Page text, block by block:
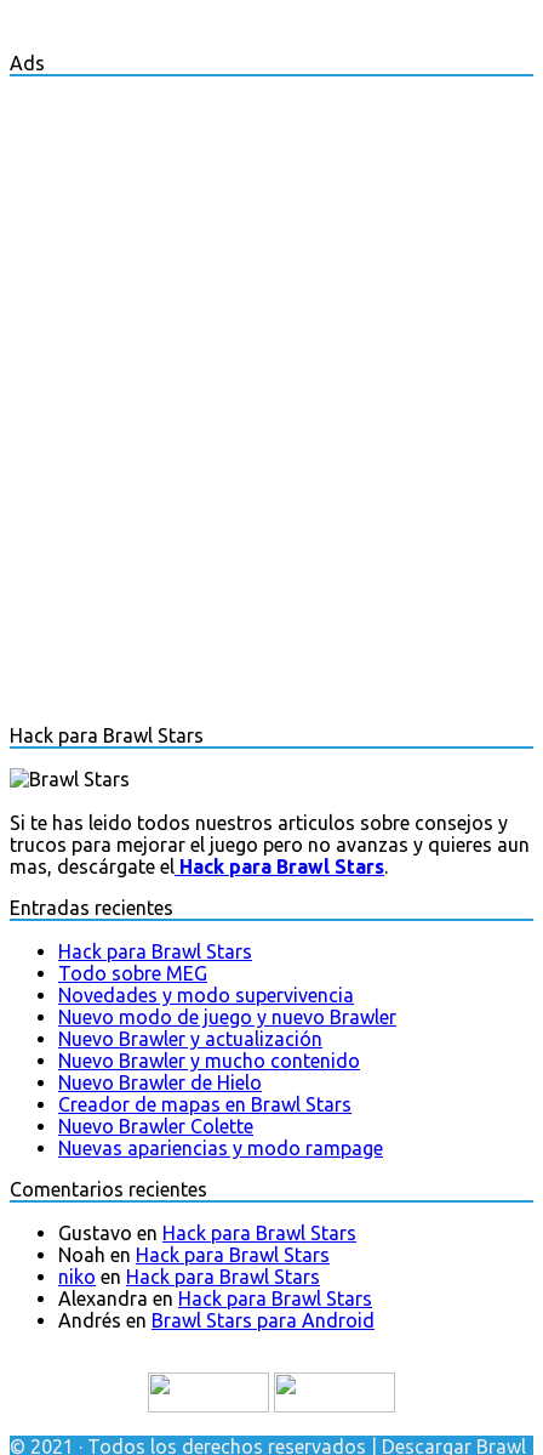
Ads
Hack para Brawl Stars
Si te has leido todos nuestros articulos sobre consejos y
trucos para mejorar el juego pero no avanzas y quieres aun
mas, descárgate el Hack para Brawl Stars.
Entradas recientes
Hack para Brawl Stars
Todo sobre MEG
Novedades y modo supervivencia
Nuevo modo de juego y nuevo Brawler
Nuevo Brawler y actualización
Nuevo Brawler y mucho contenido
Nuevo Brawler de Hielo
Creador de mapas en Brawl Stars
Nuevo Brawler Colette
Nuevas apariencias y modo rampage
Comentarios recientes
Gustavo en Hack para Brawl Stars
Noah en Hack para Brawl Stars
niko en Hack para Brawl Stars
Alexandra en Hack para Brawl Stars
Andrés en Brawl Stars para Android
© 2021 · Todos los derechos reservados | Descargar Brawl